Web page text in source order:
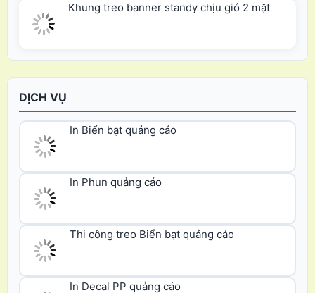
Khung treo banner standy chịu gió 2 mặt
DỊCH VỤ
In Biển bạt quảng cáo
In Phun quảng cáo
Thi công treo Biển bạt quảng cáo
In Decal PP quảng cáo